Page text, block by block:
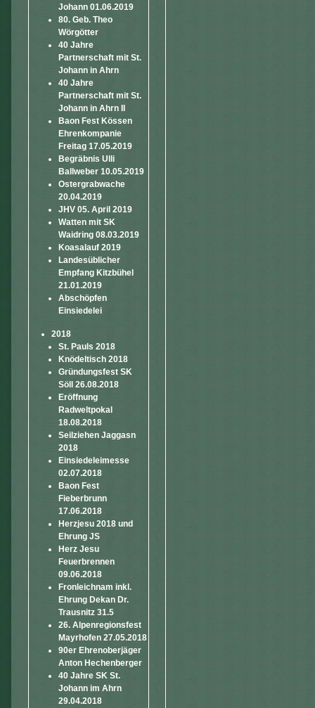
Johann 01.06.2019
80. Geb. Theo
Wörgötter
40 Jahre
Partnerschaft mit St.
Johann in Ahrn
40 Jahre
Partnerschaft mit St.
Johann in Ahrn II
Baon Fest Kössen
Ehrenkompanie
Freitag 17.05.2019
Begräbnis Ulli
Ballweber 10.05.2019
Ostergrabwache
20.04.2019
JHV 05. April 2019
Watten mit SK
Waidring 08.03.2019
Koasalauf 2019
Landesüblicher
Empfang Kitzbühel
21.01.2019
Abschöpfen
Einsiedelei
2018
St. Pauls 2018
Knödeltisch 2018
Gründungsfest SK
Söll 26.08.2018
Eröffnung
Radweltpokal
18.08.2018
Seilziehen Jaggasn
2018
Einsiedeleimesse
02.07.2018
Baon Fest
Fieberbrunn
17.06.2018
Herzjesu 2018 und
Ehrung JS
Herz Jesu
Feuerbrennen
09.06.2018
Fronleichnam inkl.
Ehrung Dekan Dr.
Trausnitz 31.5
26. Alpenregionsfest
Mayrhofen 27.05.2018
90er Ehrenoberjäger
Anton Hechenberger
40 Jahre SK St.
Johann im Ahrn
29.04.2018